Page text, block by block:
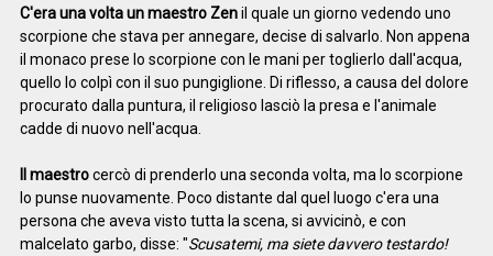
C'era una volta un maestro Zenil quale un giorno vedendo uno
scorpione che stava per annegare, decise di salvarlo. Non appena
il monaco prese lo scorpione con le mani per toglierlo dall'acqua,
quello lo colpì con il suo pungiglione. Di riflesso, a causa del dolore
procurato dalla puntura, il religioso lasciò la presa e l'animale
cadde di nuovo nell'acqua.
Il maestrocercò di prenderlo una seconda volta, ma lo scorpione
lo punse nuovamente. Poco distante dal quel luogo c'era una
persona che aveva visto tutta la scena, si avvicinò, e con
malcelato garbo, disse: "Scusatemi, ma siete davvero testardo!